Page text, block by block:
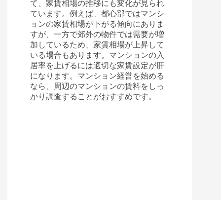
て、家賃相場の推移にも変化が見られ
ています。例えば、都心部ではマンシ
ョンの家賃相場が下がる傾向にありま
すが、一方で郊外の物件では需要が増
加しているため、家賃相場が上昇して
いる場合もあります。マンションの入
居率を上げるには適切な家賃設定が肝
になります。マンション経営を始める
なら、周辺のマンションの賃料をしっ
かり調査することがおすすめです。